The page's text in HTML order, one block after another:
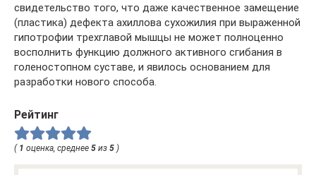
свидетельство того, что даже качественное замещение
(пластика) дефекта ахиллова сухожилия при выраженной
гипотрофии трехглавой мышцы не может полноценно
восполнить функцию должного активного сгибания в
голеностопном суставе, и явилось основанием для
разработки нового способа.
Рейтинг
( 1 оценка, среднее 5 из 5 )